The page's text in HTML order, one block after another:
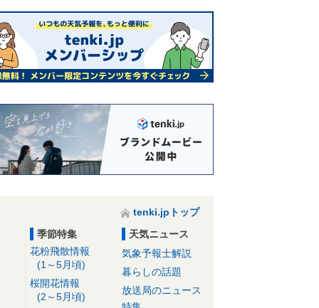
tenki.jpトップ
季節特集
花粉飛散情報
(1～5月頃)
桜開花情報
(2～5月頃)
天気ニュース
気象予報士解説
暮らしの話題
放送局のニュース